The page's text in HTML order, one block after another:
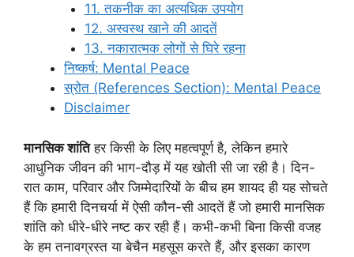
11. तकनीक का अत्यधिक उपयोग
12. अस्वस्थ खाने की आदतें
13. नकारात्मक लोगों से घिरे रहना
निष्कर्ष: Mental Peace
स्रोत (References Section): Mental Peace
Disclaimer
मानसिक शांतिहर किसी के लिए महत्वपूर्ण है, लेकिन हमारे
आधुनिक जीवन की भाग-दौड़ में यह खोती सी जा रही है। दिन-
रात काम, परिवार और जिम्मेदारियों के बीच हम शायद ही यह सोचते
हैं कि हमारी दिनचर्या में ऐसी कौन-सी आदतें हैं जो हमारी मानसिक
शांति को धीरे-धीरे नष्ट कर रही हैं। कभी-कभी बिना किसी वजह
के हम तनावग्रस्त या बेचैन महसूस करते हैं, और इसका कारण